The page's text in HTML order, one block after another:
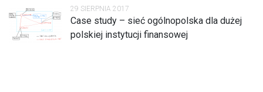
29 SIERPNIA 2017
Case study – sieć ogólnopolska dla dużej
polskiej instytucji finansowej